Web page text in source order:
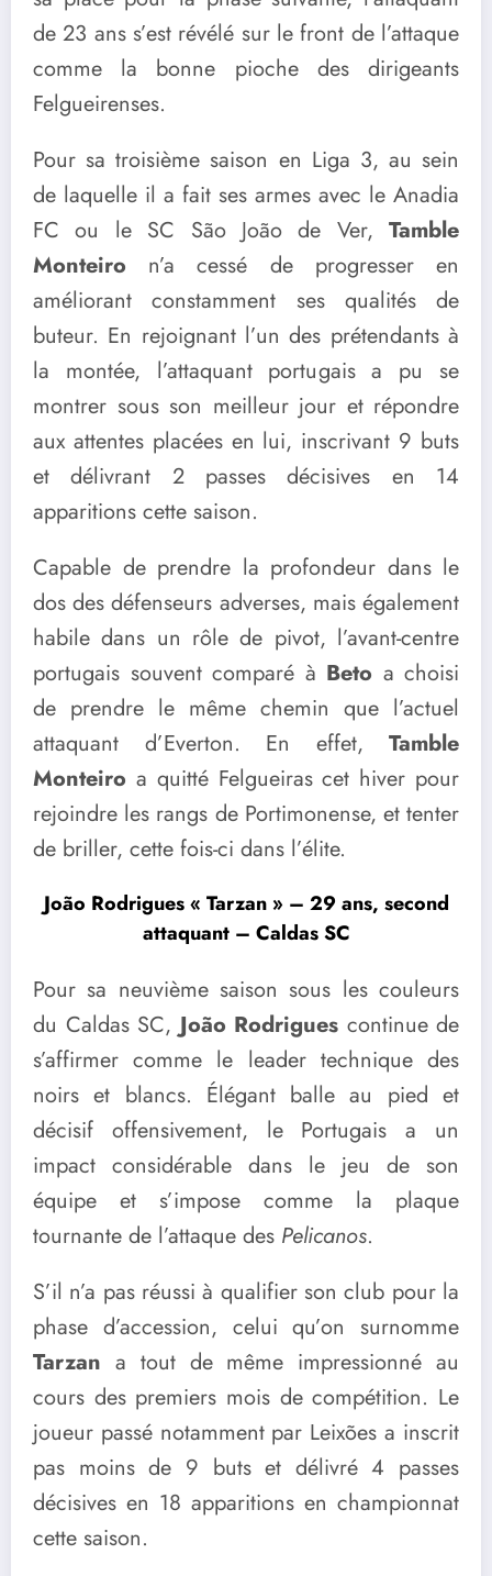
de 23 ans s’est révélé sur le front de l’attaque
comme la bonne pioche des dirigeants
Felgueirenses.
Pour sa troisième saison en Liga 3, au sein
de laquelle il a fait ses armes avec le Anadia
FC ou le SC São João de Ver, Tamble
Monteiro n’a cessé de progresser en
améliorant constamment ses qualités de
buteur. En rejoignant l’un des prétendants à
la montée, l’attaquant portugais a pu se
montrer sous son meilleur jour et répondre
aux attentes placées en lui, inscrivant 9 buts
et délivrant 2 passes décisives en 14
apparitions cette saison.
Capable de prendre la profondeur dans le
dos des défenseurs adverses, mais également
habile dans un rôle de pivot, l’avant-centre
portugais souvent comparé à Beto a choisi
de prendre le même chemin que l’actuel
attaquant d’Everton. En effet, Tamble
Monteiro a quitté Felgueiras cet hiver pour
rejoindre les rangs de Portimonense, et tenter
de briller, cette fois-ci dans l’élite.
João Rodrigues « Tarzan » – 29 ans, second
attaquant – Caldas SC
Pour sa neuvième saison sous les couleurs
du Caldas SC,João Rodrigues continue de
s’affirmer comme le leader technique des
noirs et blancs. Élégant balle au pied et
décisif offensivement, le Portugais a un
impact considérable dans le jeu de son
équipe et s’impose comme la plaque
tournante de l’attaque des Pelicanos.
S’il n’a pas réussi à qualifier son club pour la
phase d’accession, celui qu’on surnomme
Tarzan a tout de même impressionné au
cours des premiers mois de compétition. Le
joueur passé notamment par Leixões a inscrit
pas moins de 9 buts et délivré 4 passes
décisives en 18 apparitions en championnat
cette saison.